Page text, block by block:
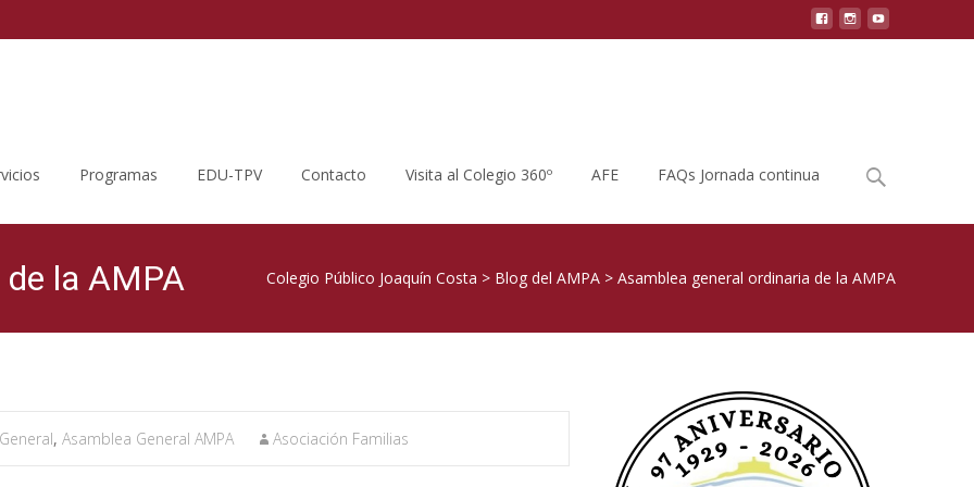
Programas EDU-TPV Contacto Visita al Colegio 360º AFE FAQs Jornada continua
Buscar
por:
la AMPA Colegio Público Joaquín Costa > Blog del AMPA > Asamblea general ordinaria de la AMPA
, Asamblea General AMPA Asociación Familias